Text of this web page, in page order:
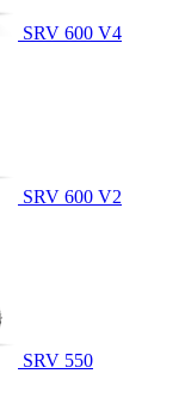
SRV 600 V4
SRV 600 V2
SRV 550